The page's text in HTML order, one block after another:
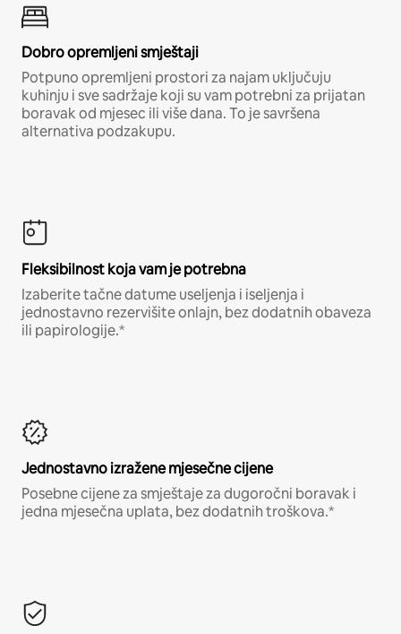
Dobro opremljeni smještaji
Potpuno opremljeni prostori za najam uključuju
kuhinju i sve sadržaje koji su vam potrebni za prijatan
boravak od mjesec ili više dana. To je savršena
alternativa podzakupu.
Fleksibilnost koja vam je potrebna
Izaberite tačne datume useljenja i iseljenja i
jednostavno rezervišite onlajn, bez dodatnih obaveza
ili papirologije.*
Jednostavno izražene mjesečne cijene
Posebne cijene za smještaje za dugoročni boravak i
jedna mjesečna uplata, bez dodatnih troškova.*